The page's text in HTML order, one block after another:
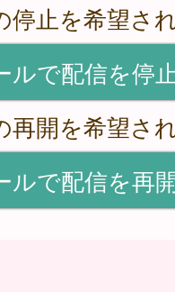
停止を希望さ
ルで配信を停
再開を希望さ
ルで配信を再